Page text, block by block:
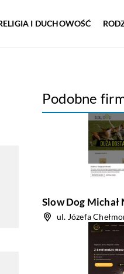
I DUCHOWOŚĆ
Podobne
Slow Dog Michał
ul. Józefa